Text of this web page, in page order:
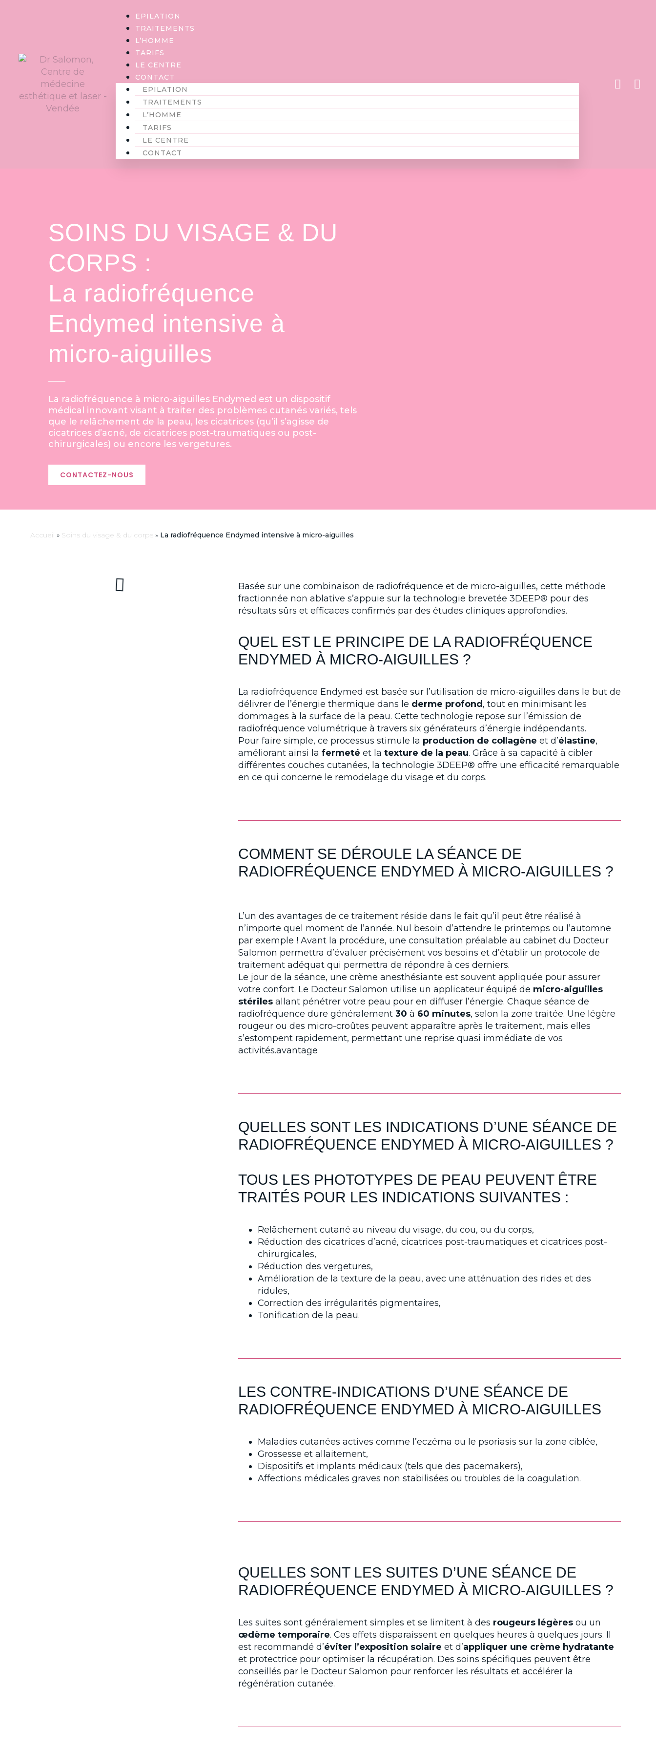
EPILATION
TRAITEMENTS
L’HOMME
TARIFS
LE CENTRE
CONTACT
EPILATION
TRAITEMENTS
L’HOMME
TARIFS
LE CENTRE
CONTACT
SOINS DU VISAGE & DU
CORPS :
La radiofréquence
Endymed intensive à
micro-aiguilles
La radiofréquence à micro-aiguilles Endymed est un dispositif
médical innovant visant à traiter des problèmes cutanés variés, tels
que le relâchement de la peau, les cicatrices (qu’il s’agisse de
cicatrices d’acné, de cicatrices post-traumatiques ou post-
chirurgicales) ou encore les vergetures.
CONTACTEZ-NOUS
Accueil » Soins du visage & du corps » La radiofréquence Endymed intensive à micro-aiguilles
Basée sur une combinaison de radiofréquence et de micro-aiguilles, cette méthode
fractionnée non ablative s’appuie sur la technologie brevetée 3DEEP® pour des
résultats sûrs et efficaces confirmés par des études cliniques approfondies.
QUEL EST LE PRINCIPE DE LA RADIOFRÉQUENCE
ENDYMED À MICRO-AIGUILLES ?
La radiofréquence Endymed est basée sur l’utilisation de micro-aiguilles dans le but de
délivrer de l’énergie thermique dans le derme profond , tout en minimisant les
dommages à la surface de la peau. Cette technologie repose sur l’émission de
radiofréquence volumétrique à travers six générateurs d’énergie indépendants.
Pour faire simple, ce processus stimule la production de collagène et d’élastine,
améliorant ainsi la fermeté et la texture de la peau. Grâce à sa capacité à cibler
différentes couches cutanées, la technologie 3DEEP® offre une efficacité remarquable
en ce qui concerne le remodelage du visage et du corps.
COMMENT SE DÉROULE LA SÉANCE DE
RADIOFRÉQUENCE ENDYMED À MICRO-AIGUILLES ?
L’un des avantages de ce traitement réside dans le fait qu’il peut être réalisé à
n’importe quel moment de l’année. Nul besoin d’attendre le printemps ou l’automne
par exemple ! Avant la procédure, une consultation préalable au cabinet du Docteur
Salomon permettra d’évaluer précisément vos besoins et d’établir un protocole de
traitement adéquat qui permettra de répondre à ces derniers.
Le jour de la séance, une crème anesthésiante est souvent appliquée pour assurer
votre confort. Le Docteur Salomon utilise un applicateur équipé de micro-aiguilles
stériles allant pénétrer votre peau pour en diffuser l’énergie. Chaque séance de
radiofréquence dure généralement 30 à 60 minutes, selon la zone traitée. Une légère
rougeur ou des micro-croûtes peuvent apparaître après le traitement, mais elles
s’estompent rapidement, permettant une reprise quasi immédiate de vos
activités.avantage
QUELLES SONT LES INDICATIONS D’UNE SÉANCE DE
RADIOFRÉQUENCE ENDYMED À MICRO-AIGUILLES ?
TOUS LES PHOTOTYPES DE PEAU PEUVENT ÊTRE
TRAITÉS POUR LES INDICATIONS SUIVANTES :
Relâchement cutané au niveau du visage, du cou, ou du corps,
Réduction des cicatrices d’acné, cicatrices post-traumatiques et cicatrices post-
chirurgicales,
Réduction des vergetures,
Amélioration de la texture de la peau, avec une atténuation des rides et des
ridules,
Correction des irrégularités pigmentaires,
Tonification de la peau.
LES CONTRE-INDICATIONS D’UNE SÉANCE DE
RADIOFRÉQUENCE ENDYMED À MICRO-AIGUILLES
Maladies cutanées actives comme l’eczéma ou le psoriasis sur la zone ciblée,
Grossesse et allaitement,
Dispositifs et implants médicaux (tels que des pacemakers),
Affections médicales graves non stabilisées ou troubles de la coagulation.
QUELLES SONT LES SUITES D’UNE SÉANCE DE
RADIOFRÉQUENCE ENDYMED À MICRO-AIGUILLES ?
Les suites sont généralement simples et se limitent à des rougeurs légères ou un
œdème temporaire. Ces effets disparaissent en quelques heures à quelques jours. Il
est recommandé d’éviter l’exposition solaire et d’appliquer une crème hydratante
et protectrice pour optimiser la récupération. Des soins spécifiques peuvent être
conseillés par le Docteur Salomon pour renforcer les résultats et accélérer la
régénération cutanée.